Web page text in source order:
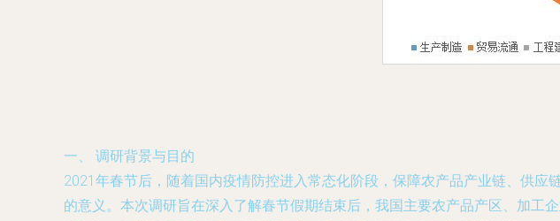
一、 调研背景与目的
2021年春节后，随着国内疫情防控进入常态化阶段，保障农产品产业链、供
的意义。本次调研旨在深入了解春节假期结束后，我国主要农产品产区、加工